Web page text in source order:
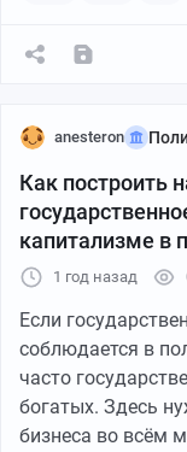
повысить
отстаивают
Но, а если быть
то гражданам
никакой власти
человеческую
придумали и
выгодна
представителей
марионеток.
anesteron
Как построить
капитализме в
1 год назад
Если
соблюдается в
часто
богатых. Здесь
бизнеса во всём